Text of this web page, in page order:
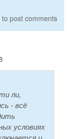
to post comments
ли,
- всё
условиях